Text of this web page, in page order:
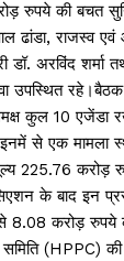
रुपये की बचत
ढांडा, राजस्व
डॉ. अरविंद शर्मा
उपस्थित रहे।बैठक
कुल 10 एजेंडा
से एक मामला
225.76 करोड़
के बाद इन
8.08 करोड़ रुपये
समिति (HPPC)